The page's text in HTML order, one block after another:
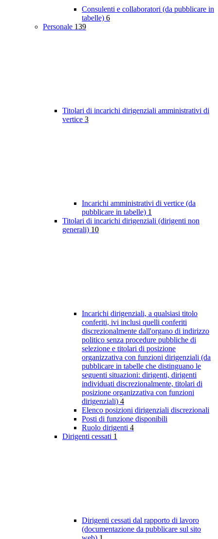
Consulenti e collaboratori (da pubblicare in
tabelle) 6
Personale 139
Titolari di incarichi dirigenziali amministrativi di
vertice 3
Incarichi amministrativi di vertice (da
pubblicare in tabelle) 1
Titolari di incarichi dirigenziali (dirigenti non
generali) 10
Incarichi dirigenziali, a qualsiasi titolo
conferiti, ivi inclusi quelli conferiti
discrezionalmente dall'organo di indirizzo
politico senza procedure pubbliche di
selezione e titolari di posizione
organizzativa con funzioni dirigenziali (da
pubblicare in tabelle che distinguano le
seguenti situazioni: dirigenti, dirigenti
individuati discrezionalmente, titolari di
posizione organizzativa con funzioni
dirigenziali) 4
Elenco posizioni dirigenziali discrezionali
Posti di funzione disponibili
Ruolo dirigenti 4
Dirigenti cessati 1
Dirigenti cessati dal rapporto di lavoro
(documentazione da pubblicare sul sito